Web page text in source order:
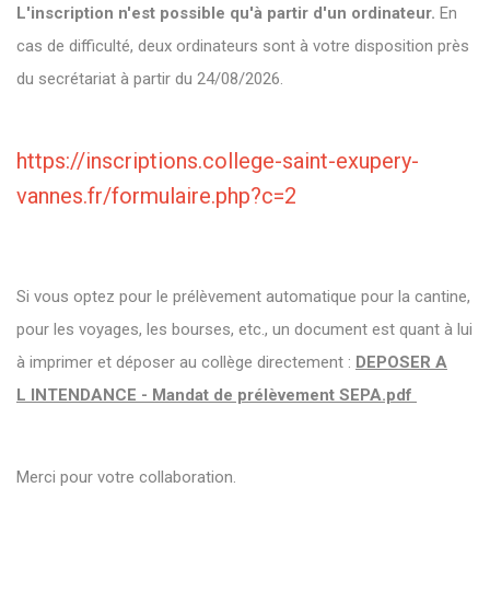
L'inscription n'est possible qu'à partir d'un ordinateur. En
cas de difficulté, deux ordinateurs sont à votre disposition près
du secrétariat à partir du 24/08/2026.
https://inscriptions.college-saint-exupery-
vannes.fr/formulaire.php?c=2
Si vous optez pour le prélèvement automatique pour la cantine,
pour les voyages, les bourses, etc., un document est quant à lui
à imprimer et déposer au collège directement : DEPOSER A
L INTENDANCE - Mandat de prélèvement SEPA.pdf
Merci pour votre collaboration.